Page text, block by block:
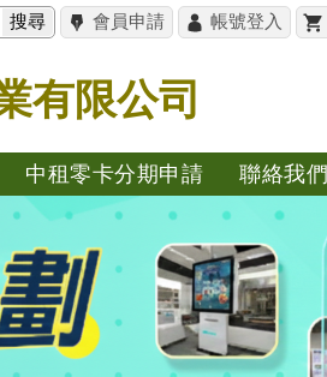
搜尋 會員申請 帳號登入
有限公司
中租零卡分期申請 聯絡我們